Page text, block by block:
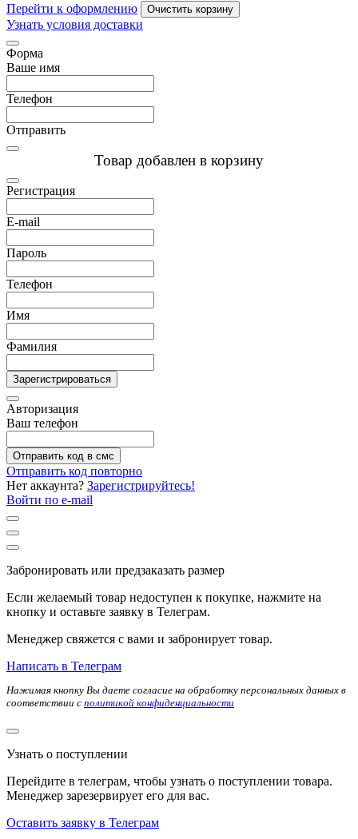
Перейти к оформлению Очистить корзину
Узнать условия доставки
Форма
Ваше имя
Телефон
Отправить
Товар добавлен в корзину
Регистрация
E-mail
Пароль
Телефон
Имя
Фамилия
Зарегистрироваться
Авторизация
Ваш телефон
Отправить код в смс
Отправить код повторно
Нет аккаунта? Зарегистрируйтесь!
Войти по e-mail
Забронировать или предзаказать размер
Если желаемый товар недоступен к покупке, нажмите на
кнопку и оставьте заявку в Телеграм.
Менеджер свяжется с вами и забронирует товар.
Написать в Телеграм
Нажимая кнопку Вы даете согласие на обработку персональных данных в
соответствии с политикой конфиденциальности
Узнать о поступлении
Перейдите в телеграм, чтобы узнать о поступлении товара.
Менеджер зарезервирует его для вас.
Оставить заявку в Телеграм